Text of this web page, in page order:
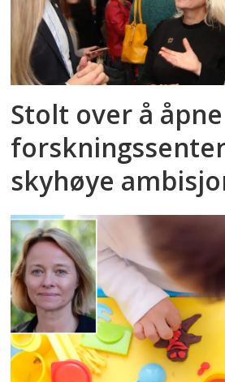
Stolt over å
skyhøye